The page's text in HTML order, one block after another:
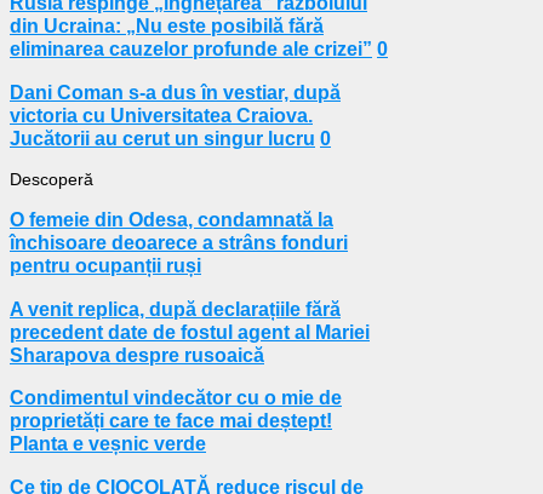
din Ucraina: „Nu este posibilă fără
eliminarea cauzelor profunde ale crizei” 0
Dani Coman s-a dus în vestiar, după
victoria cu Universitatea Craiova.
Jucătorii au cerut un singur lucru 0
Descoperă
O femeie din Odesa, condamnată la
închisoare deoarece a strâns fonduri
pentru ocupanții ruși
A venit replica, după declarațiile fără
precedent date de fostul agent al Mariei
Sharapova despre rusoaică
Condimentul vindecător cu o mie de
proprietăți care te face mai deștept!
Planta e veșnic verde
Ce tip de CIOCOLATĂ reduce riscul de